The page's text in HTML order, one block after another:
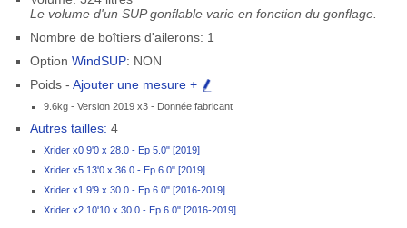
Le volume d'un SUP gonflable varie en fonction du gonflage.
Nombre de boîtiers d'ailerons: 1
Option WindSUP: NON
Poids - Ajouter une mesure +
9.6kg - Version 2019 x3 - Donnée fabricant
Autres tailles: 4
Xrider x0 9'0 x 28.0 - Ep 5.0" [2019]
Xrider x5 13'0 x 36.0 - Ep 6.0" [2019]
Xrider x1 9'9 x 30.0 - Ep 6.0" [2016-2019]
Xrider x2 10'10 x 30.0 - Ep 6.0" [2016-2019]